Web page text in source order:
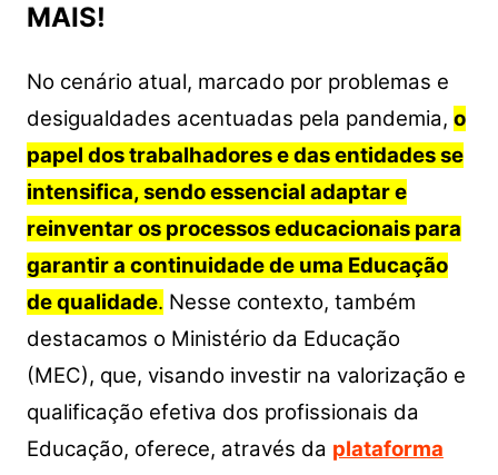
MAIS!
No cenário atual, marcado por problemas e
desigualdades acentuadas pela pandemia, o
papel dos trabalhadores e das entidades se
intensifica, sendo essencial adaptar e
reinventar os processos educacionais para
garantir a continuidade de uma Educação
de qualidade. Nesse contexto, também
destacamos o Ministério da Educação
(MEC), que, visando investir na valorização e
qualificação efetiva dos profissionais da
Educação, oferece, através da plataforma